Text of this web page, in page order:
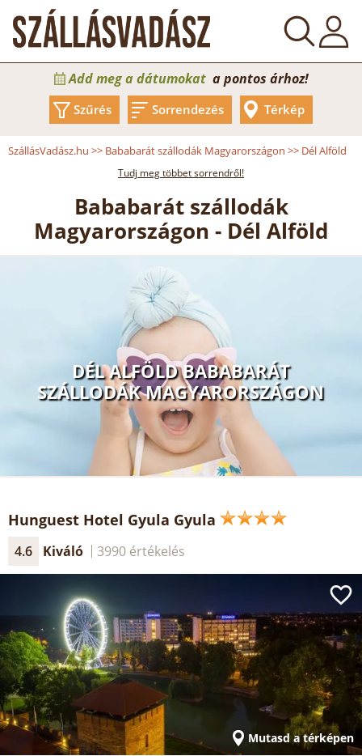
Add meg a dátumokat a pontos árhoz!
Szűrés Sorrendezés Térkép
SzállásVadász.hu >> Bababarát szállodák Magyarországon >> Dél Alföld
Tudj meg többet sorrendről!
Bababarát szállodák
Magyarországon - Dél Alföld
DÉL ALFÖLD BABABARÁT
SZÁLLODÁK MAGYARORSZÁGON
Hunguest Hotel Gyula Gyula
4.6 Kiváló 3990 értékelés
Mutasd a térképen